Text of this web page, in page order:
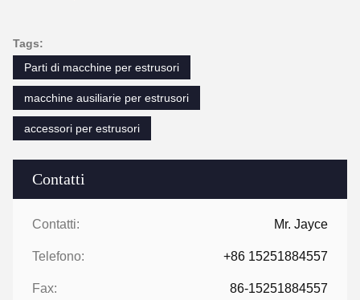
Contatti
Contatti: Mr. Jayce
Telefono: +86 15251884557
Fax: 86-15251884557
Tags:
Parti di macchine per estrusori
macchine ausiliarie per estrusori
accessori per estrusori